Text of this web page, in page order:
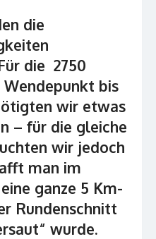
die
die 2750
bis
wir etwas
– für die gleiche
wir jedoch
man im
ganze 5 Km-
Rundenschnitt
wurde.